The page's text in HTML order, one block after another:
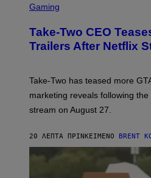
C
N
S
T
R
C
S
Gaming
Take-Two CEO
Trailers After Netflix
Take-Two has teased more
marketing reveals following
stream on August 27.
20 ΛΕΠΤΆ ΠΡΙΝΚΕΊΜΕΝΟ BRENT